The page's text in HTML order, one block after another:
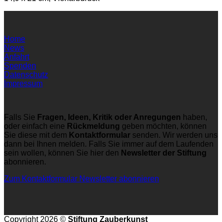
Home
News
Anfahrt
Spenden
Datenschutz
Impressum
Falls Sie Fragen, Ideen, Kritik oder Anregungen haben,
oder einfach eine Rückmeldung geben möchten, können
Sie diese mit dem Kontaktformular senden. Wir werden uns
dann bei Ihnen melden. Falls Sie immer auf dem Laufenden
sein wollen, können Sie hier den Newsletter der Stiftung
abonnieren.
Zum Kontaktformular Newsletter abonnieren
Copyright 2026 © Stiftung Zauberkunst